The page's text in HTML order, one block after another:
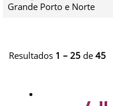
Grande Porto e Norte
Resultados 1 – 25 de 45